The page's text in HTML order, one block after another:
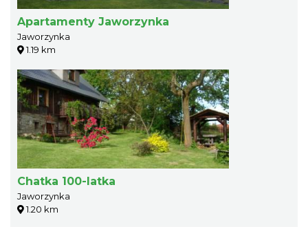
Apartamenty Jaworzynka
Jaworzynka
1.19 km
Chatka 100-latka
Jaworzynka
1.20 km